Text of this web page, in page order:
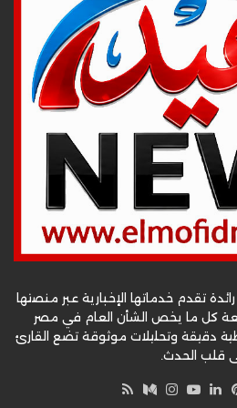
تقدم خدماتها الإخبارية عبر منصتها
كل ما يخص الشأن العام في مصر
دقيقة وتحليلات موثوقة تضع القارئ
قلب الحدث.
بينتيريست
لينكدإن‫YouTube
انستقرام
وسط